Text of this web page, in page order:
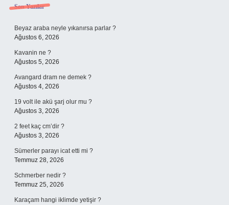
Sidebar
Son Yazılar
Beyaz araba neyle yıkanırsa parlar ?
Ağustos 6, 2026
Kavanin ne ?
Ağustos 5, 2026
Avangard dram ne demek ?
Ağustos 4, 2026
19 volt ile akü şarj olur mu ?
Ağustos 3, 2026
2 feet kaç cm’dir ?
Ağustos 3, 2026
Sümerler parayı icat etti mi ?
Temmuz 28, 2026
Schmerber nedir ?
Temmuz 25, 2026
Karaçam hangi iklimde yetişir ?